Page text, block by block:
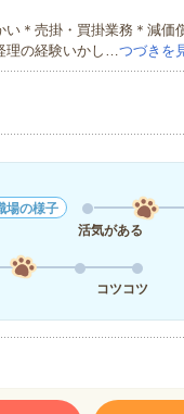
＊売掛・買掛業務＊減価
理の経験いかし…つづきを
場の様子
活気がある
コツコツ